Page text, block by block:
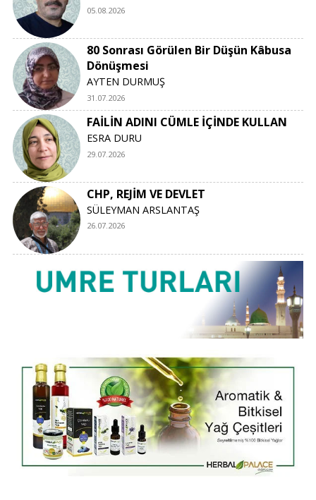
05.08.2026
80 Sonrası Görülen Bir Düşün Kâbusa
Dönüşmesi
AYTEN DURMUŞ
31.07.2026
FAİLİN ADINI CÜMLE İÇİNDE KULLAN
ESRA DURU
29.07.2026
CHP, REJİM VE DEVLET
SÜLEYMAN ARSLANTAŞ
26.07.2026